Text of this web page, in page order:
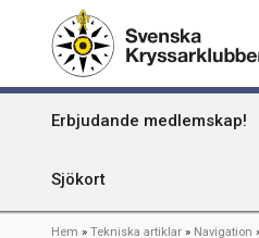
huvudinnehåll
Erbjudande medlemskap!
Sjökort
Kummel
Uthamn
Naturhamn
Hem Tekniska artiklar Navigation